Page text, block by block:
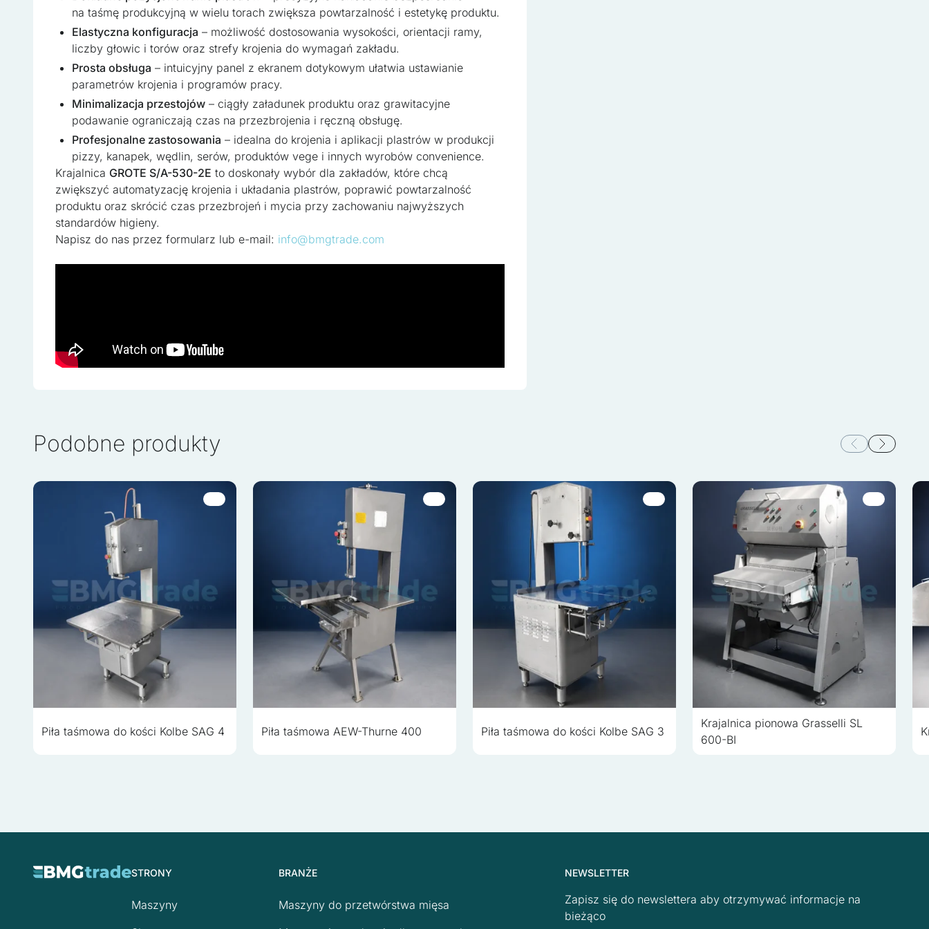
na taśmę produkcyjną w wielu torach zwiększa powtarzalność i estetykę produktu.
Elastyczna konfiguracja – możliwość dostosowania wysokości, orientacji ramy,
liczby głowic i torów oraz strefy krojenia do wymagań zakładu.
Prosta obsługa – intuicyjny panel z ekranem dotykowym ułatwia ustawianie
parametrów krojenia i programów pracy.
Minimalizacja przestojów – ciągły załadunek produktu oraz grawitacyjne
podawanie ograniczają czas na przezbrojenia i ręczną obsługę.
Profesjonalne zastosowania – idealna do krojenia i aplikacji plastrów w produkcji
pizzy, kanapek, wędlin, serów, produktów vege i innych wyrobów convenience.
Krajalnica GROTE S/A-530-2E to doskonały wybór dla zakładów, które chcą
zwiększyć automatyzację krojenia i układania plastrów, poprawić powtarzalność
produktu oraz skrócić czas przezbrojeń i mycia przy zachowaniu najwyższych
standardów higieny.
Napisz do nas przez formularz lub e-mail: info@bmgtrade.com
Podobne produkty
Piła taśmowa do kości Kolbe SAG 4 Piła taśmowa AEW-Thurne 400 Piła taśmowa do kości Kolbe SAG 3
Krajalnica pionowa Grasselli SL
600-BI
STRONY
Maszyny
BRANŻE
Maszyny do przetwórstwa mięsa
NEWSLETTER
Zapisz się do newslettera aby otrzymywać informacje na
bieżąco
Nieklasyfikowane pliki cookie, to pliki, które są w procesie klasyfikowania, wraz z dostawcami poszczególnych
ciasteczek.
Odrzuć wszystko